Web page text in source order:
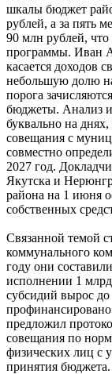
шкалы бюджет
рублей, а за пять
90 млн рублей,
программы. Иван
касается доходов
небольшую долю
порога
бюджеты. Анализ
буквально на
совещания с
совместно
2027 год.
Якутска и
района на 1 июня
собственных
Связанной темой
коммунального
году они
исполнении 1
субсидий вырос
предложил
совещания по
физических лиц с
принятия бюджета.